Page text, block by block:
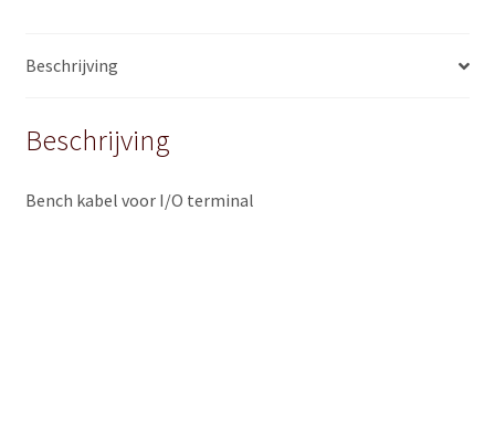
Beschrijving
Beschrijving
Bench kabel voor I/O terminal